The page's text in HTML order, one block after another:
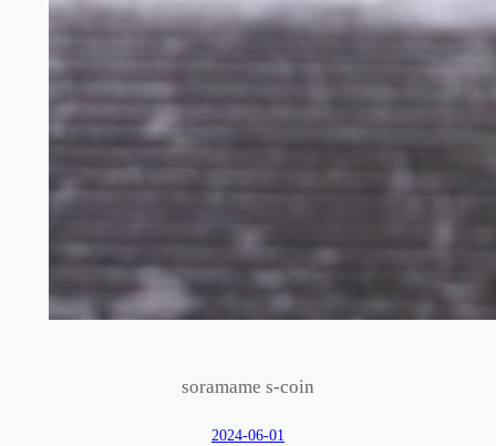
soramame s-coin
2024-06-01